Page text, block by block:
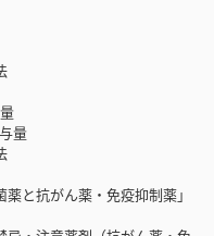
量
と抗がん薬・免疫抑制薬」